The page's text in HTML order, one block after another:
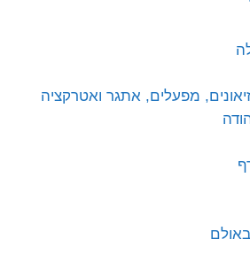
מפעלים, אתגר ואטרקציה